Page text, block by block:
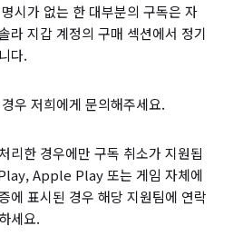
시가 없는 한 대부분의 구독은 자
라 지갑 계정의 구매 섹션에서 정기
다.
우 저희에게 문의해주세요.
리한 경우에만 구독 취소가 지원됩
Apple Play 또는 게임 자체에
에 표시된 경우 해당 지원팀에 연락
세요.